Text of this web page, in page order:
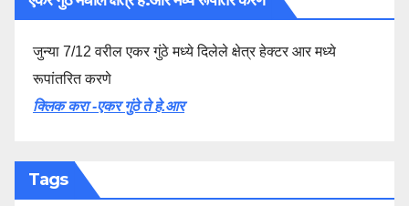
जुन्या 7/12 वरील एकर गुंठे मध्ये दिलेले क्षेत्र हेक्टर आर मध्ये
रूपांतरित करणे
क्लिक करा -एकर गुंठे ते हे.आर
Tags